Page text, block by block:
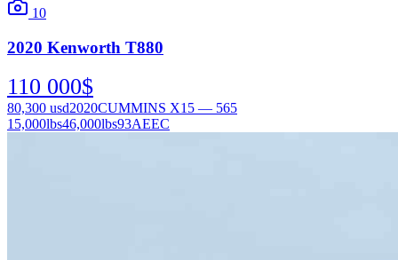
10
2020 Kenworth T880
110 000$
80,300 usd2020CUMMINS X15 — 565
15,000lbs46,000lbs93AEEC